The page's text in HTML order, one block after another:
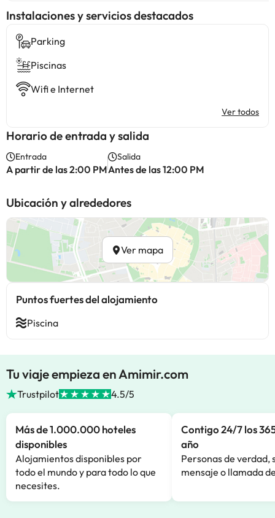
Instalaciones y servicios destacados
Parking
Piscinas
Wifi e Internet
Ver todos
Horario de entrada y salida
Entrada
A partir de las 2:00 PM
Salida
Antes de las 12:00 PM
Ubicación y alrededores
Ver mapa
Puntos fuertes del alojamiento
Piscina
Tu viaje empieza en Amimir.com
Trustpilot 4.5/5
Más de 1.000.000 hoteles
disponibles
Alojamientos disponibles por
todo el mundo y para todo lo que
necesites.
Contigo 24/7 los
año
Personas de verdad,
mensaje o llamada